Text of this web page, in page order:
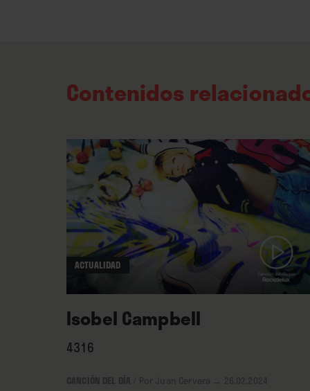
Contenidos
ACTUALIDAD
Isobel Campbell
4316